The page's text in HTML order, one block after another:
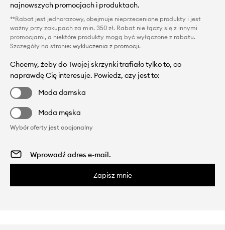
najnowszych promocjach i produktach.
**Rabat jest jednorazowy, obejmuje nieprzecenione produkty i jest
ważny przy zakupach za min. 350 zł. Rabat nie łączy się z innymi
promocjami, a niektóre produkty mogą być wyłączone z rabatu.
Szczegóły na stronie: wykluczenia z promocji.
Chcemy, żeby do Twojej skrzynki trafiało tylko to, co
naprawdę Cię interesuje. Powiedz, czy jest to:
Moda damska
Moda męska
Wybór oferty jest opcjonalny
Zapisz mnie